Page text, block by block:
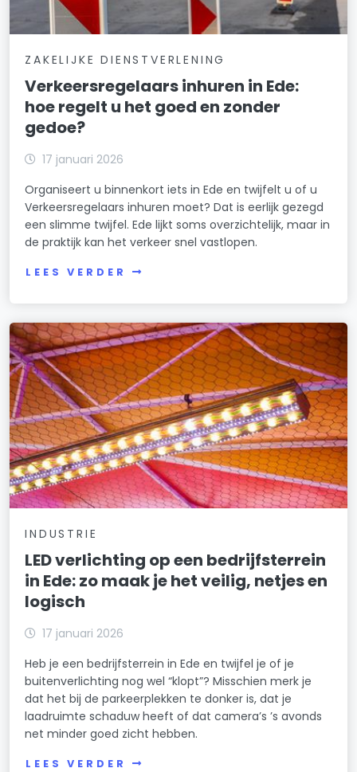
ZAKELIJKE DIENSTVERLENING
Verkeersregelaars inhuren in Ede:
hoe regelt u het goed en zonder
gedoe?
17 januari 2026
Organiseert u binnenkort iets in Ede en twijfelt u of u
Verkeersregelaars inhuren moet? Dat is eerlijk gezegd
een slimme twijfel. Ede lijkt soms overzichtelijk, maar in
de praktijk kan het verkeer snel vastlopen.
LEES VERDER
INDUSTRIE
LED verlichting op een bedrijfsterrein
in Ede: zo maak je het veilig, netjes en
logisch
17 januari 2026
Heb je een bedrijfsterrein in Ede en twijfel je of je
buitenverlichting nog wel “klopt”? Misschien merk je
dat het bij de parkeerplekken te donker is, dat je
laadruimte schaduw heeft of dat camera’s ’s avonds
net minder goed zicht hebben.
LEES VERDER